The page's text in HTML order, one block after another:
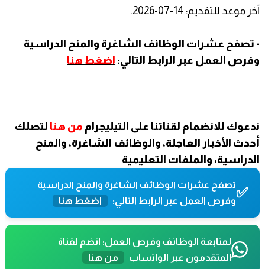
آخر موعد للتقديم: 14-07-2026.
- تصفح عشرات الوظائف الشاغرة والمنح الدراسية
وفرص العمل عبر الرابط التالي: اضغط هنا
ندعوك للانضمام لقناتنا على التيليجرام من هنا لتصلك
أحدث الأخبار العاجلة، والوظائف الشاغرة، والمنح
الدراسية، والملفات التعليمية
✅تصفح عشرات الوظائف الشاغرة والمنح الدراسية
وفرص العمل عبر الرابط التالي:
اضغط هنا
لمتابعة الوظائف وفرص العمل؛ انضم لقناة
المتقدمون عبر الواتساب
من هنا